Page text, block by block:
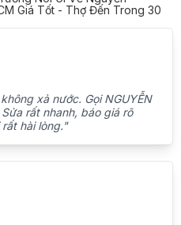
Giá Tốt - Thợ Đến Trong 30
xả nước. Gọi NGUYỄN
rất nhanh, báo giá rõ
hài lòng."